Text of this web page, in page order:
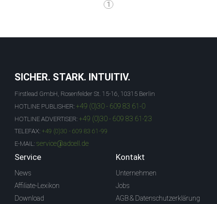
1
SICHER. STARK. INTUITIV.
Firstlead GmbH, Rosenfelder St. 15-16, 10315 Berlin
HOTLINE PUBLISHER: +49 (0)30 - 609 83 61-0
HOTLINE ADVERTISER: +49 (0)30 - 609 83 61-23
TELEFAX: +49 (0)30 - 609 83 61-99
E-MAIL: service@adcell.de
Service
News
Affiliate-Lexikon
Download
Kontakt
Unternehmen
Jobs
AGB & Datenschutzerklärung